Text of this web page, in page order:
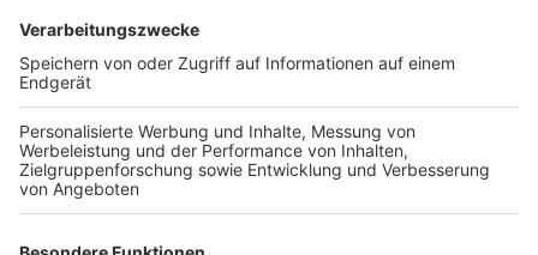
TOP-VEREINE
TOP-PARTNER